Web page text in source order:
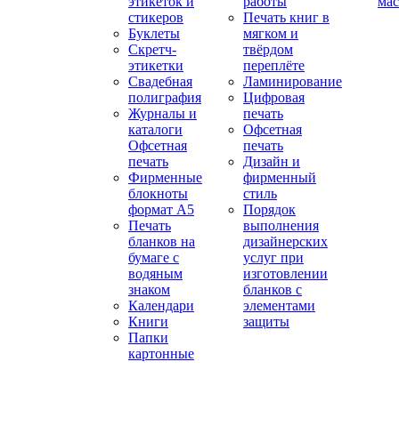
стикеров
Буклеты
Скретч-
этикетки
Свадебная
полиграфия
Журналы и
каталоги
Офсетная
печать
Фирменные
блокноты
формат А5
Печать
бланков на
бумаге с
водяным
знаком
Календари
Книги
Папки
картонные
Печать книг в
мягком и
твёрдом
переплёте
Ламинирование
Цифровая
печать
Офсетная
печать
Дизайн и
фирменный
стиль
Порядок
выполнения
дизайнерских
услуг при
изготовлении
бланков с
элементами
защиты